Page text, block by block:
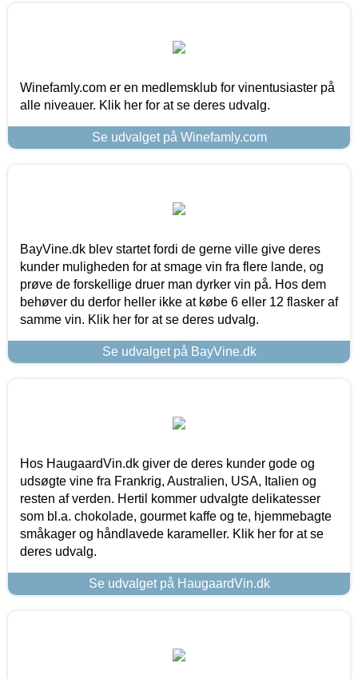
Winefamly.com er en medlemsklub for vinentusiaster på
alle niveauer. Klik her for at se deres udvalg.
Se udvalget på Winefamly.com
BayVine.dk blev startet fordi de gerne ville give deres
kunder muligheden for at smage vin fra flere lande, og
prøve de forskellige druer man dyrker vin på. Hos dem
behøver du derfor heller ikke at købe 6 eller 12 flasker af
samme vin. Klik her for at se deres udvalg.
Se udvalget på BayVine.dk
Hos HaugaardVin.dk giver de deres kunder gode og
udsøgte vine fra Frankrig, Australien, USA, Italien og
resten af verden. Hertil kommer udvalgte delikatesser
som bl.a. chokolade, gourmet kaffe og te, hjemmebagte
småkager og håndlavede karameller. Klik her for at se
deres udvalg.
Se udvalget på HaugaardVin.dk